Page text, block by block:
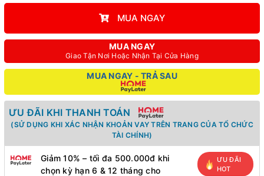
MUA NGAY
MUA NGAY
Giao Tận Nơi Hoặc Nhận Tại Cửa Hàng
MUA NGAY - TRẢ SAU
ƯU ĐÃI KHI THANH TOÁN
(SỬ DỤNG KHI XÁC NHẬN KHOẢN VAY TRÊN TRANG CỦA TỔ CHỨC
TÀI CHÍNH)
Giảm 10% – tối đa 500.000đ khi
chọn kỳ hạn 6 & 12 tháng cho
ƯU ĐÃI
HOT